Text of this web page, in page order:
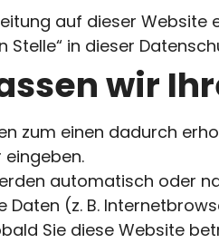
auf dieser Website
Stelle“ in dieser
wir
zum einen dadurch
automatisch oder
Daten (z. B.
Sie diese Website